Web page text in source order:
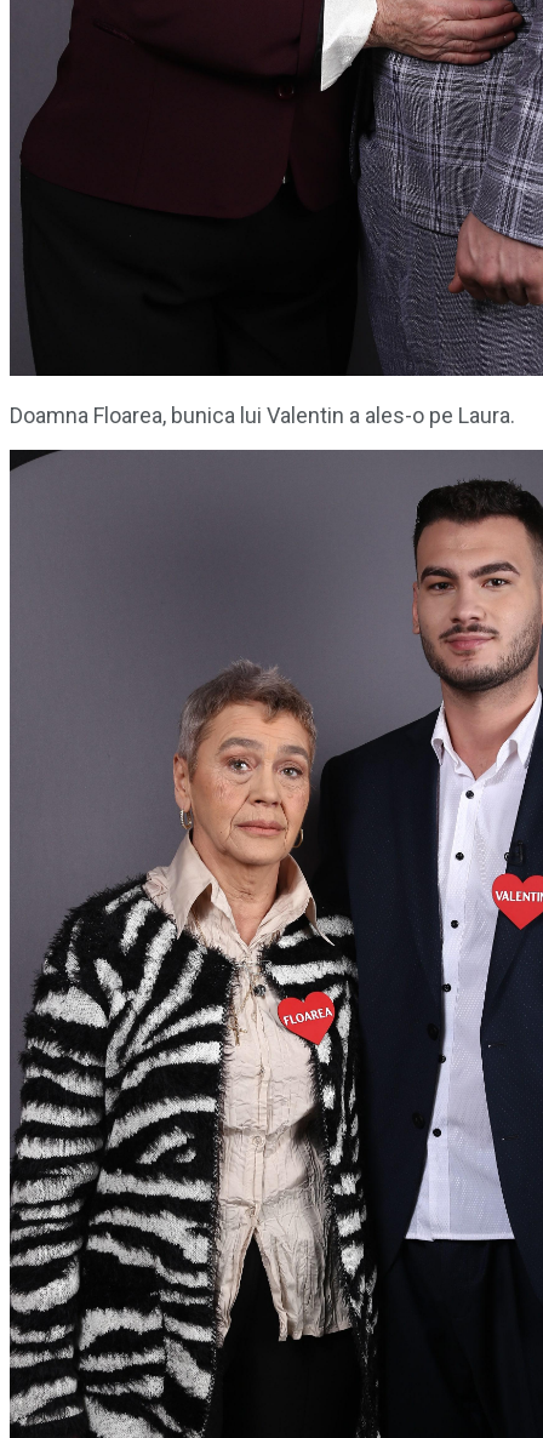
Doamna Floarea, bunica lui Valentin a ales-o pe Laura.